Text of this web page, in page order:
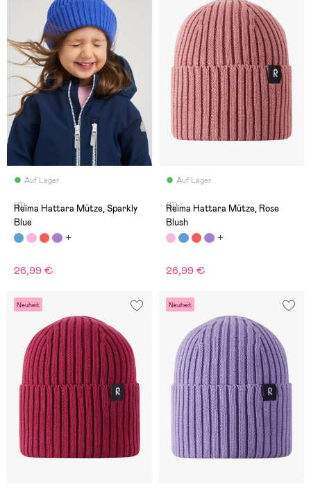
Auf Lager
(0)
Reima Hattara Mütze, Sparkly
Blue
26,99 €
Auf Lager
(0)
Reima Hattara Mütze, Rose
Blush
26,99 €
Neuheit Neuheit